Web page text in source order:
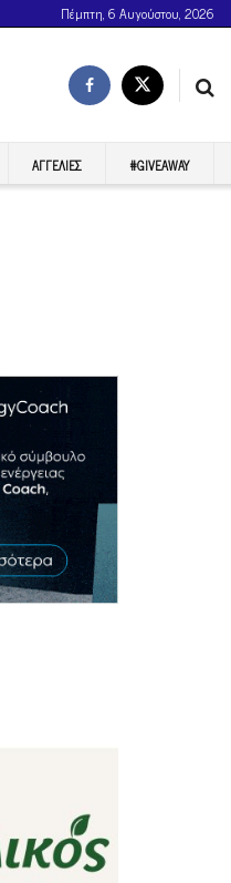
Πέμπτη, 6 Αυγούστου, 2026
ΑΓΓΕΛΊΕΣ #GIVEAWAY